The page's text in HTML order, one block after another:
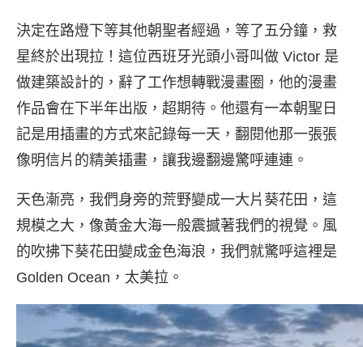
決定在路燈下等其他朝聖者經過，等了五分鐘，救
星終於出現拉！這位西班牙光頭小哥叫做 Victor 是
做建築設計的，辭了工作想轉戰漫畫圈，他的漫畫
作品會在下半年出版，超期待。他還有一本朝聖日
記是用插畫的方式來記錄每一天，翻閱他那一張張
像明信片的精美插畫，讓我邊翻邊驚呼連連。
天色漸亮，我們身旁的荒野變成一大片葵花田，這
規模之大，像黃金大海一般震撼著我們的視覺。風
的吹拂下葵花田變成金色海浪，我們就驚呼這裡是
Golden Ocean，太美拉。